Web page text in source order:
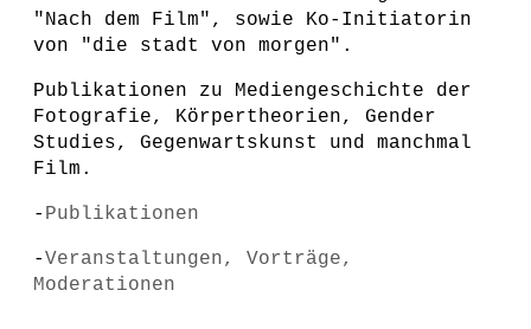
"Nach dem Film", sowie Ko-Initiatorin
von "die stadt von morgen".
Publikationen zu Mediengeschichte der
Fotografie, Körpertheorien, Gender
Studies, Gegenwartskunst und manchmal
Film.
- Publikationen
-Veranstaltungen, Vorträge,
Moderationen